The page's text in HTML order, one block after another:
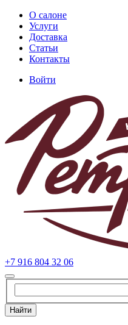
Перейти
основному
содержанию
Основная
навигация
О салоне
Услуги
Доставка
Статьи
Контакты
учётной
записи
пользователя
Войти
+7 916 804 32 06
Найти